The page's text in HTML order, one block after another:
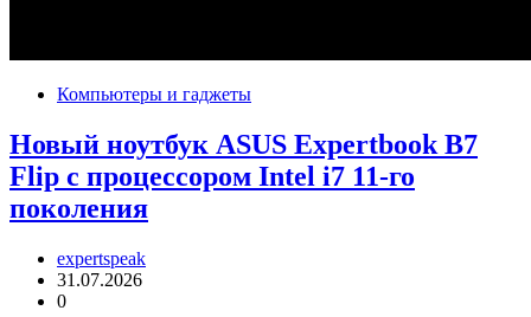
Компьютеры и гаджеты
Новый ноутбук ASUS Expertbook B7
Flip с процессором Intel i7 11-го
поколения
expertspeak
31.07.2026
0